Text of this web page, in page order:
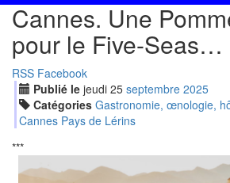
Cannes. Une
pour le Five-Seas…
RSS Facebook
Publié le jeudi 25 septembre 2025
Catégories Gastronomie, œnologie,
Cannes Pays de Lérins
***